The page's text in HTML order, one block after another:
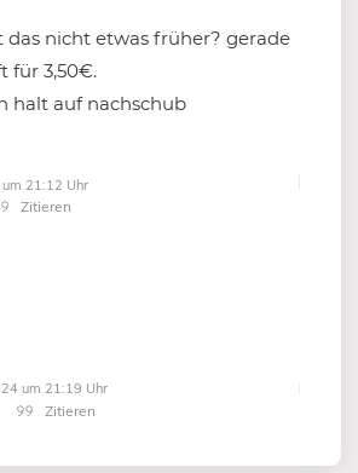
das nicht etwas früher? gerade
für 3,50€.
halt auf nachschub
21:12 Uhr
Zitieren
um 21:19 Uhr
Zitieren